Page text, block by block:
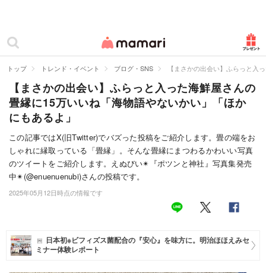
ママリ
カテゴリー一覧
妊娠
出産
赤ちゃん・育児
子育て・家族
お仕事
トップ トレンド・イベント ブログ・SNS 【まさかの出会い】ふらっと入
【まさかの出会い】ふらっと入った海鮮屋さんの
畳縁に15万いいね「海物語やないかい」「ほか
にもあるよ」
この記事ではX(旧Twitter)でバズった投稿をご紹介します。畳の端をお
しゃれに縁取っている「畳縁」。そんな畳縁にまつわるかわいい写真
のツイートをご紹介します。えぬびい✴︎『ポツンと神社』写真集発売
中✴︎(@enuenuenubi)さんの投稿です。
2025年05月12日時点の情報です
日本初※ビフィズス菌配合の『安心』を味方に。明治ほほえみセ
ミナー体験レポート